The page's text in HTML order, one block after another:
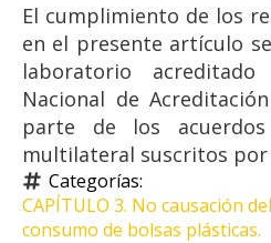
El cumplimiento de los
en el presente artículo
laboratorio
Nacional de
parte de los
multilateral suscritos por
Categorías:
CAPÍTULO 3. No causación
consumo de bolsas plásticas.